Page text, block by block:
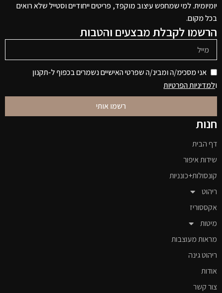
יומיומית. למי שמחפש עיצוב מוקפד, פריטים ייחודיים וסטייל שלא רואים
בכל מקום.
הרשמו לקבלת מבצעים והטבות
אני מסכימ/ה ומבינ/ה שפרטי האישיים נשמרים בכפוף ל-תקנון
ולמדיניות הפרטיות
רשמו אותי
חנות
דף הבית
שידות איפור
קונסולות+כונניות
ריהוט
אקססוריז
מיטות
מראות מעוצבות
ריהוט גינה
אודות
צור קשר